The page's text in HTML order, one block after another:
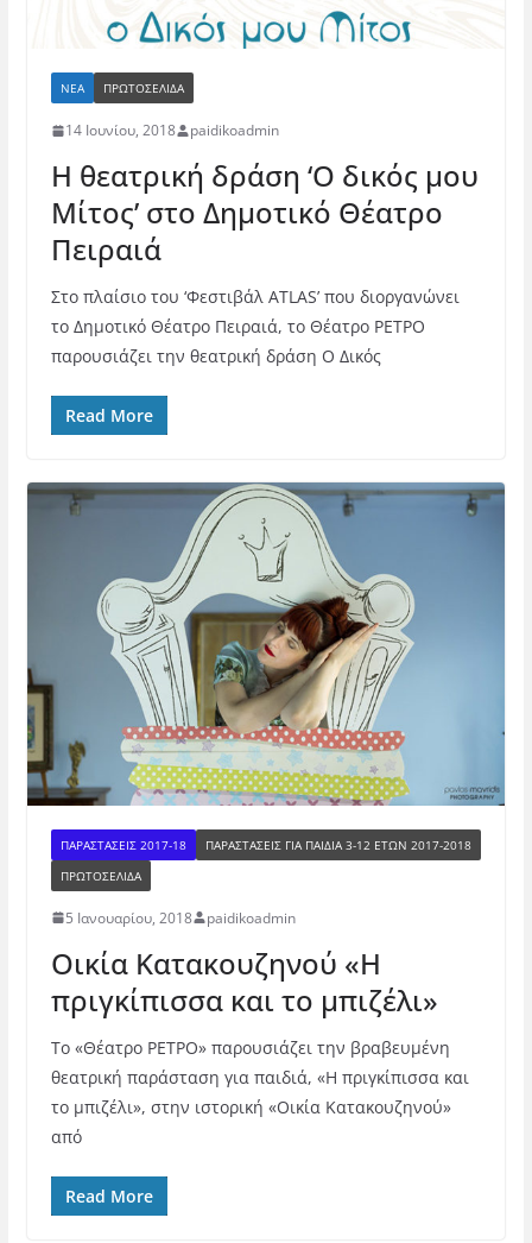
ΝΈΑ ΠΡΩΤΟΣΕΛΙΔΑ
14 Ιουνίου, 2018 paidikoadmin
Η θεατρική δράση ‘Ο δικός μου
Μίτος’ στο Δημοτικό Θέατρο
Πειραιά
Στο πλαίσιο του ‘Φεστιβάλ ATLAS’ που διοργανώνει
το Δημοτικό Θέατρο Πειραιά, το Θέατρο ΡΕΤΡΟ
παρουσιάζει την θεατρική δράση Ο Δικός
Read More
ΠΑΡΑΣΤΑΣΕΙΣ 2017-18
ΠΑΡΑΣΤΆΣΕΙΣ ΓΙΑ ΠΑΙΔΙΆ 3-12 ΕΤΏΝ 2017-2018
ΠΡΩΤΟΣΕΛΙΔΑ
5 Ιανουαρίου, 2018 paidikoadmin
Οικία Κατακουζηνού «Η
πριγκίπισσα και το μπιζέλι»
Το «Θέατρο ΡΕΤΡΟ» παρουσιάζει την βραβευμένη
θεατρική παράσταση για παιδιά, «Η πριγκίπισσα και
το μπιζέλι», στην ιστορική «Οικία Κατακουζηνού»
από
Read More